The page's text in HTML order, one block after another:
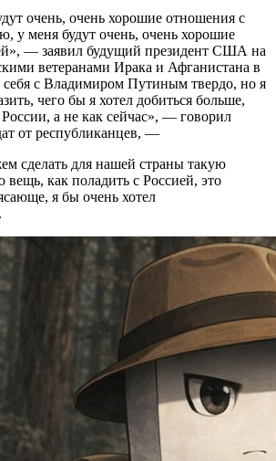
очень, очень хорошие отношения с
у меня будут очень, очень хорошие
— заявил будущий президент США на
ветеранами Ирака и Афганистана в
себя с Владимиром Путиным твердо, но я
чего бы я хотел добиться больше,
а не как сейчас», — говорил
от республиканцев, —
сделать для нашей страны такую
вещь, как поладить с Россией, это
я бы очень хотел